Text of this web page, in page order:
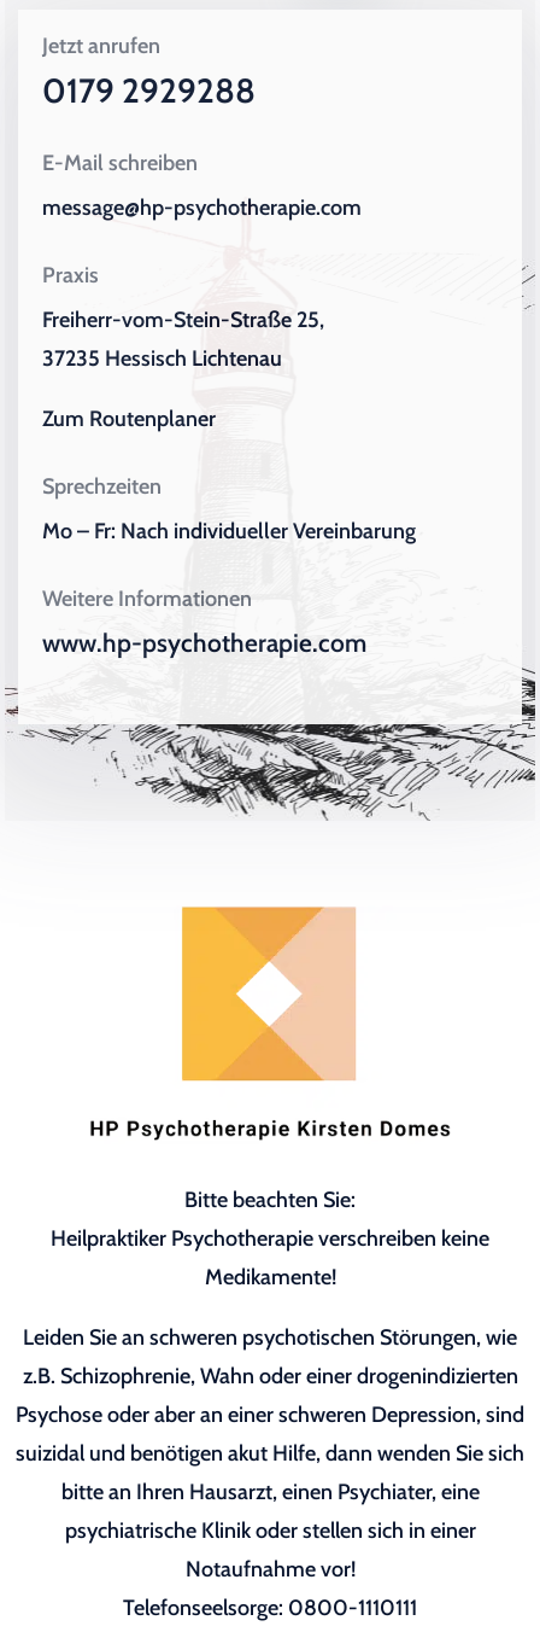
Jetzt anrufen
0179 2929288
E-Mail schreiben
message@hp-psychotherapie.com
Praxis
Freiherr-vom-Stein-Straße 25,
37235 Hessisch Lichtenau
Zum Routenplaner
Sprechzeiten
Mo – Fr: Nach individueller Vereinbarung
Weitere Informationen
www.hp-psychotherapie.com
Bitte beachten Sie:
Heilpraktiker Psychotherapie verschreiben keine
Medikamente!
Leiden Sie an schweren psychotischen Störungen, wie
z.B. Schizophrenie, Wahn oder einer drogenindizierten
Psychose oder aber an einer schweren Depression, sind
suizidal und benötigen akut Hilfe, dann wenden Sie sich
bitte an Ihren Hausarzt, einen Psychiater, eine
psychiatrische Klinik oder stellen sich in einer
Notaufnahme vor!
Telefonseelsorge: 0800-1110111